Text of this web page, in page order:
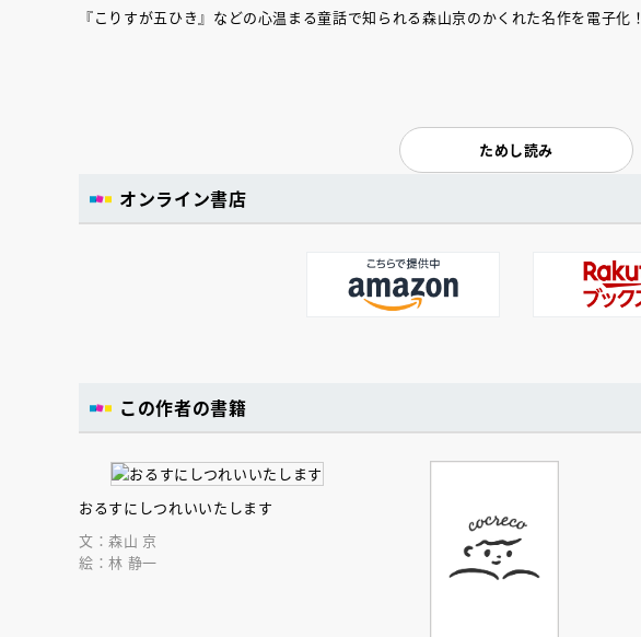
『こりすが五ひき』などの心温まる童話で知られる森山京のかくれた名作を電子化！
ためし読み
オンライン書店
この作者の書籍
おるすにしつれいいたします
文：森山 京
絵：林 静一